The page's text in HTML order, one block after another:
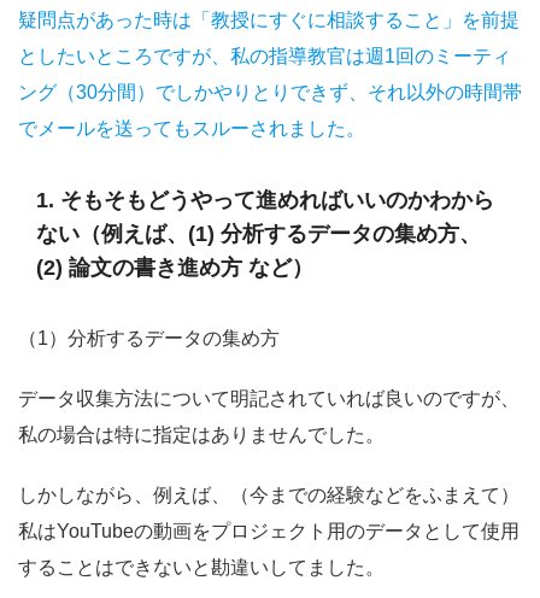
疑問点があった時は「教授にすぐに相談すること」を前提
としたいところですが、私の指導教官は週1回のミーティ
ング（30分間）でしかやりとりできず、それ以外の時間帯
でメールを送ってもスルーされました。
1. そもそもどうやって進めればいいのかわから
ない（例えば、(1) 分析するデータの集め方、
(2) 論文の書き進め方 など）
（1）分析するデータの集め方
データ収集方法について明記されていれば良いのですが、
私の場合は特に指定はありませんでした。
しかしながら、例えば、（今までの経験などをふまえて）
私はYouTubeの動画をプロジェクト用のデータとして使用
することはできないと勘違いしてました。